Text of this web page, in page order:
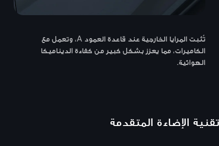
تُثبت المرايا الخارجية عند قاعدة العمود A، وتعمل مع
الكاميرات، مما يعزز بشكل كبير من كفاءة الديناميكا
الهوائية.
تقنية الإضاءة المتقدمة